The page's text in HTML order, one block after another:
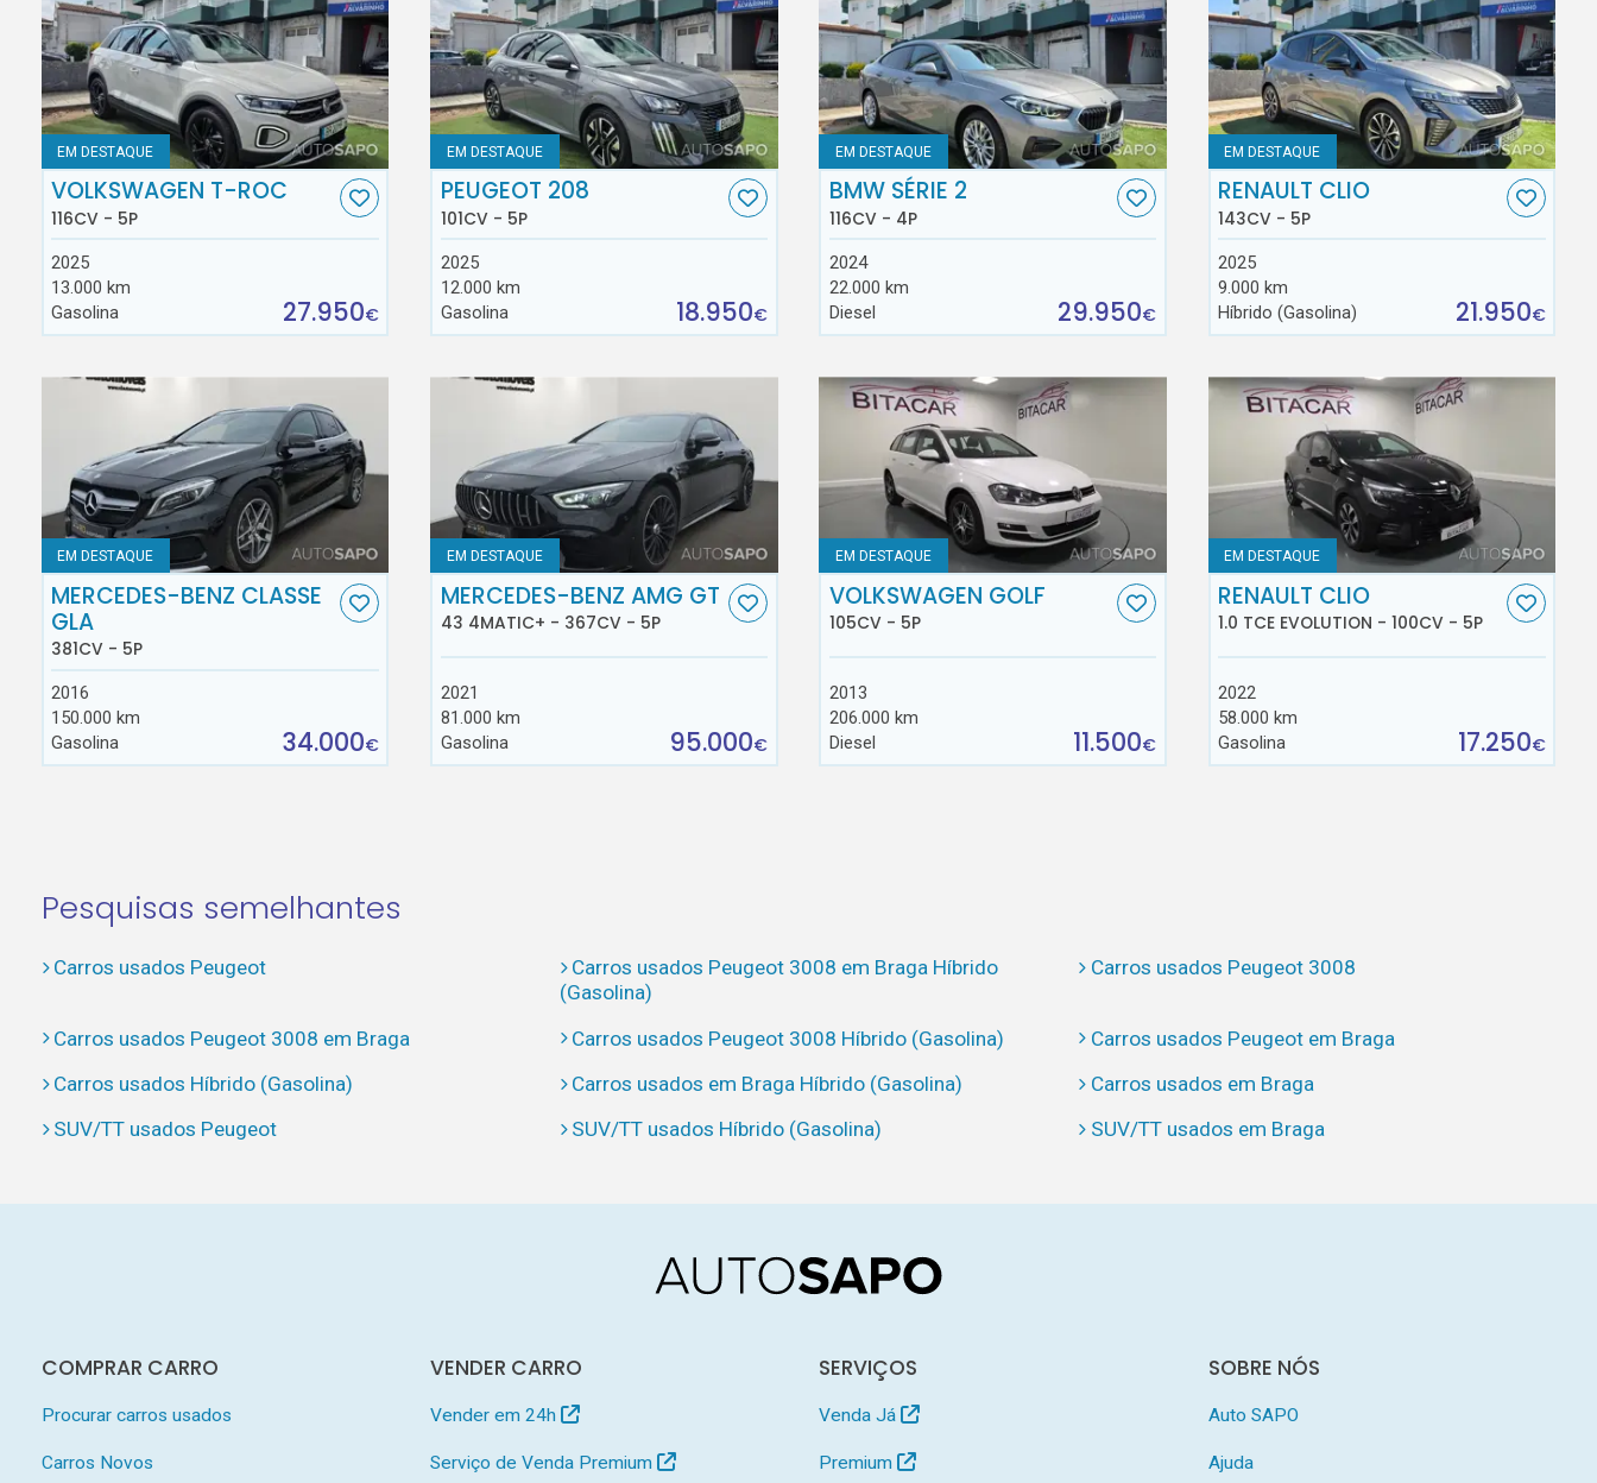
EM DESTAQUE
VOLKSWAGEN T-ROC
116CV - 5P
2025
13.000 km
Gasolina
27.950€
EM DESTAQUE
PEUGEOT 208
101CV - 5P
2025
12.000 km
Gasolina
18.950€
EM DESTAQUE
BMW SÉRIE 2
116CV - 4P
2024
22.000 km
Diesel
29.950€
EM DESTAQUE
RENAULT CLIO
143CV - 5P
2025
9.000 km
Híbrido (Gasolina)
21.950€
EM DESTAQUE
MERCEDES-BENZ CLASSE
GLA
381CV - 5P
2016
150.000 km
Gasolina
34.000€
EM DESTAQUE
MERCEDES-BENZ AMG GT
43 4MATIC+ - 367CV - 5P
2021
81.000 km
Gasolina
95.000€
EM DESTAQUE
VOLKSWAGEN GOLF
105CV - 5P
2013
206.000 km
Diesel
11.500€
EM DESTAQUE
RENAULT CLIO
1.0 TCE EVOLUTION - 100CV - 5P
2022
58.000 km
Gasolina
17.250€
Pesquisas semelhantes
Carros usados Peugeot
Carros usados Peugeot 3008 em Braga Híbrido
(Gasolina)
Carros usados Peugeot 3008
Carros usados Peugeot 3008 em Braga Carros usados Peugeot 3008 Híbrido (Gasolina)
Carros usados Peugeot em Braga
Carros usados Híbrido (Gasolina)
Carros usados em Braga Híbrido (Gasolina)
Carros usados em Braga
SUV/TT usados Peugeot
SUV/TT usados Híbrido (Gasolina) SUV/TT usados em Braga
COMPRAR CARRO
Procurar carros usados
Carros Novos
VENDER CARRO
Vender em 24h
Serviço de Venda Premium
SERVIÇOS
Venda Já
Premium
SOBRE NÓS
Auto SAPO
Ajuda